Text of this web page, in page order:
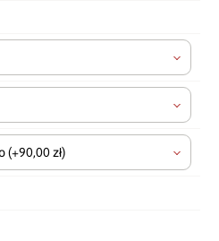
(+90,00 zł)